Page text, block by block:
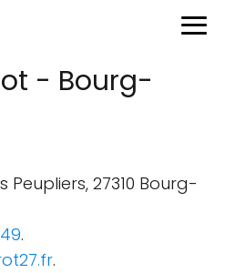
- Bourg-
Peupliers, 27310 Bourg-
.
.